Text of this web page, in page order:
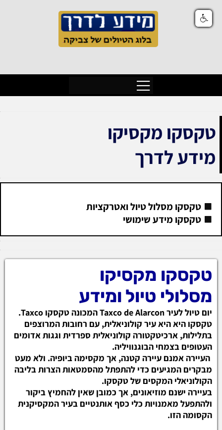
טקסקו מקסיקו
מידע לדרך
טקסקו מסלול טיול ואטרקציות
טקסקו מידע שימושי
טקסקו מקסיקו
מסלולי טיול ומידע
יום טיול לעיר Taxco de Alarcon המכונה טקסקו Taxco.
טקסקו היא היא עיר קולוניאלית, עם רחובות המרוצפים
בתלילות, ארכיטקטורה קולוניאלית ספרדית וגגות אדומים
העטופים בצמחי הבוגנוויליה.
העיירה אמנם עיירה קטנה, אך מקסימה ביופיה. ולא מעט
מבקרים המגיעים כדי להתפתל מהסמטאות הצרות בליבה
הקולוניאלי המקסים של טקסקו.
בעיירה ישנם מוזיאונים, אך כמובן שאין להחמיץ ביקור
ולהתפעל מאמנויות כלי כסף אותנטיים בעיר המקסיקנית
הקסומה הזו.